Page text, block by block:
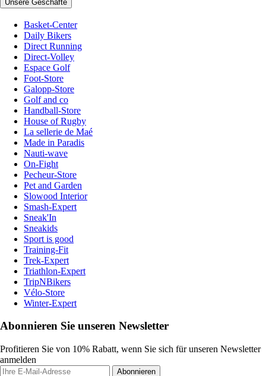
Unsere Geschäfte
Basket-Center
Daily Bikers
Direct Running
Direct-Volley
Espace Golf
Foot-Store
Galopp-Store
Golf and co
Handball-Store
House of Rugby
La sellerie de Maé
Made in Paradis
Nauti-wave
On-Fight
Pecheur-Store
Pet and Garden
Slowood Interior
Smash-Expert
Sneak'In
Sneakids
Sport is good
Training-Fit
Trek-Expert
Triathlon-Expert
TripNBikers
Vélo-Store
Winter-Expert
Abonnieren Sie unseren Newsletter
Profitieren Sie von 10% Rabatt, wenn Sie sich für unseren Newsletter
anmelden
Abonnieren